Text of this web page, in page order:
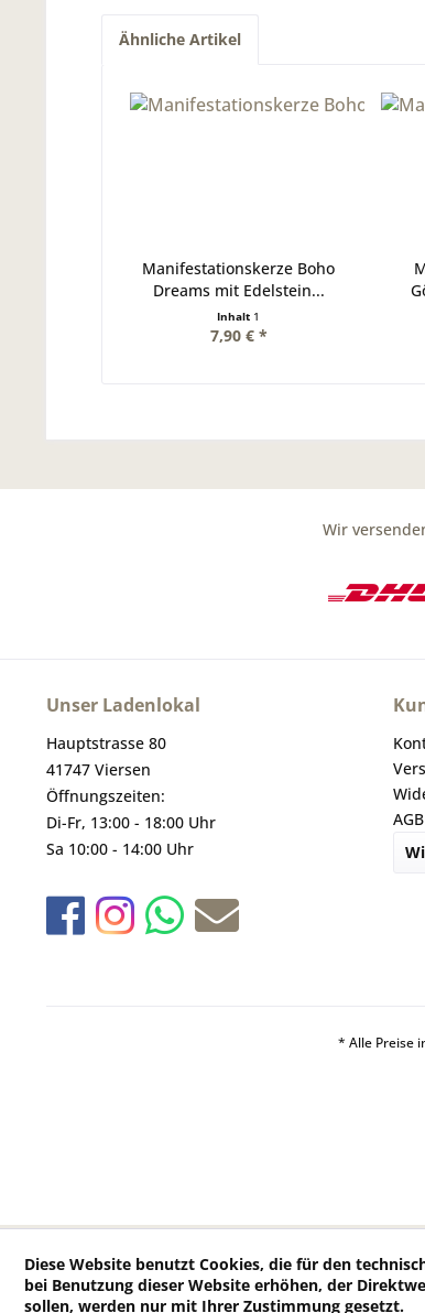
Ähnliche Artikel
Manifestationskerze Boho
Dreams mit Edelstein...
Inhalt 1
7,90 € *
Wir
Unser Ladenlokal
Hauptstrasse 80
41747 Viersen
Öffnungszeiten:
Di-Fr, 13:00 - 18:00 Uhr
Sa 10:00 - 14:00 Uhr
AGB
* Alle Preise
Diese Website benutzt Cookies, die für den
bei Benutzung dieser Website erhöhen, der
sollen, werden nur mit Ihrer Zustimmung gesetzt.